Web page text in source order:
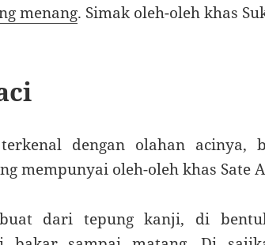
menang. Simak oleh-oleh khas
dengan olahan acinya,
mempunyai oleh-oleh khas Sate
dari tepung kanji, di